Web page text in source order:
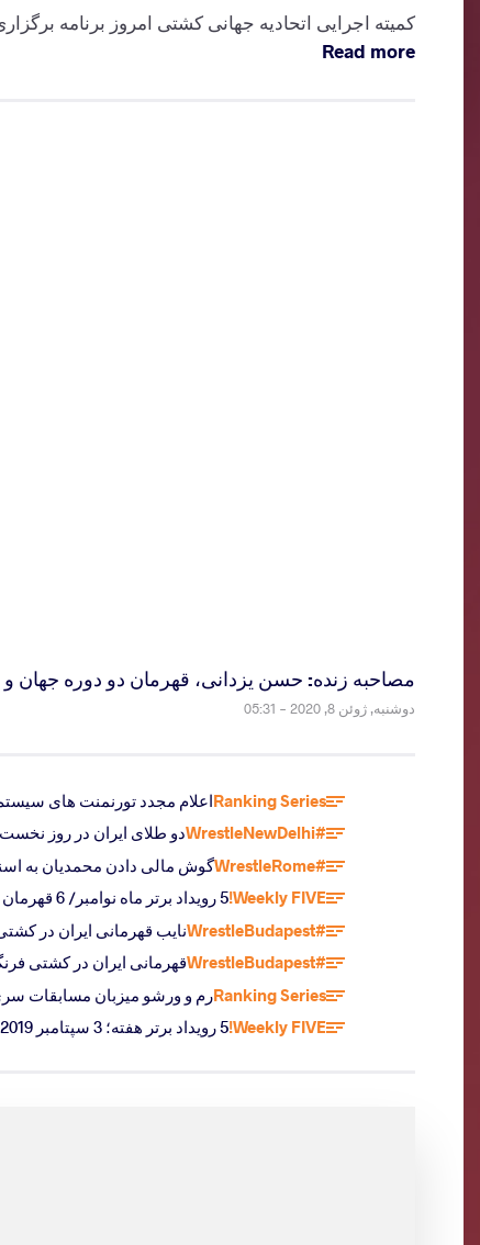
کمیته اجرایی اتحادیه جهانی کشتی امروز برنامه برگزاری مسابقات جهانی کشتی 2020 بزرگسالان در
Read more
مصاحبه زنده: حسن یزدانی، قهرمان دو دوره جهان و
دوشنبه, ژوئن 8, 2020 - 05:31
Ranking Seriesاعلام مجدد تورنمنت های سیستم
#WrestleNewDelhi
دو طلای ایران در روز
#WrestleRome
گوش مالی دادن محمدیان به
Weekly FIVE! 5 رویداد برتر ماه نوامبر/ 6 قهرمان جهان در جام جهانی تهران
#WrestleBudapest
نایب قهرمانی ایران در کشتی آزاد زیر 23 سال جهان و کسب اولین طلای جهانی
#WrestleBudapest
قهرمانی ایران در کشتی فرنگی زیر 23 سال جهان و دومین قهرمانی السید
Ranking Seriesرم و ورشو میزبان مسابقات سری
Weekly FIVE! 5 رویداد برتر هفته؛ 3 سپتامبر 2019/ تغییر غیرمنتظره در ترکیب ایران